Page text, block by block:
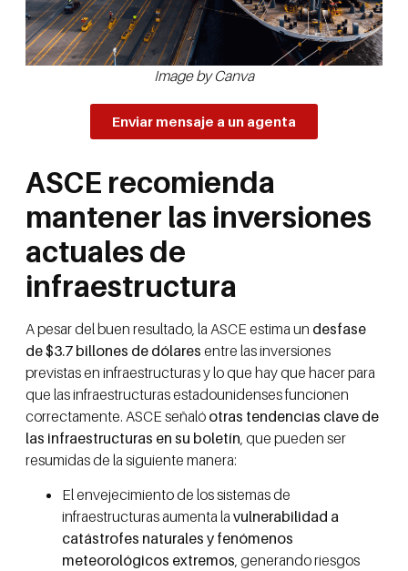
Image by Canva
Enviar mensaje a un agenta
ASCE recomienda
mantener las inversiones
actuales de
infraestructura
A pesar del buen resultado, la ASCE estima un desfase
de $3.7 billones de dólares entre las inversiones
previstas en infraestructuras y lo que hay que hacer para
que las infraestructuras estadounidenses funcionen
correctamente. ASCE señaló otras tendencias clave de
las infraestructuras en su boletín, que pueden ser
resumidas de la siguiente manera:
El envejecimiento de los sistemas de
infraestructuras aumenta la vulnerabilidad a
catástrofes naturales y fenómenos
meteorológicos extremos, generando riesgos